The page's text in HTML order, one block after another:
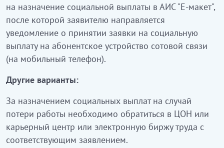
на назначение социальной выплаты в АИС "Е-макет",
после которой заявителю направляется
уведомление о принятии заявки на социальную
выплату на абонентское устройство сотовой связи
(на мобильный телефон).
Другие варианты:
За назначением социальных выплат на случай
потери работы необходимо обратиться в ЦОН или
карьерный центр или электронную биржу труда с
соответствующим заявлением.